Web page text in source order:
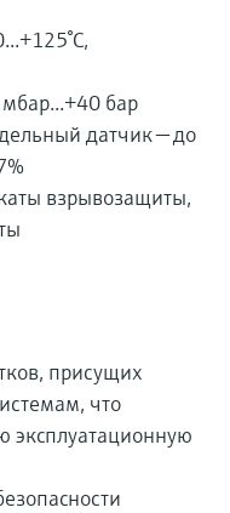
бар
датчик — до
взрывозащиты,
присущих
что
эксплуатационную